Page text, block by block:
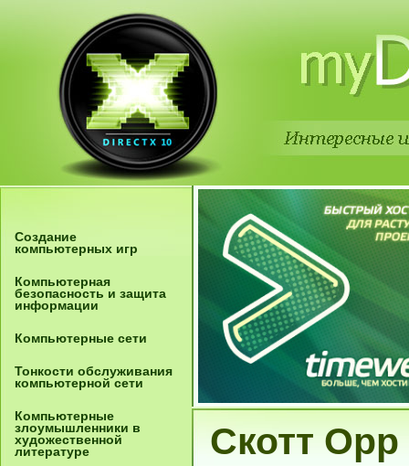
Создание
компьютерных игр
Компьютерная
безопасность и защита
информации
Компьютерные сети
Тонкости обслуживания
компьютерной сети
Компьютерные
злоумышленники в
художественной
литературе
Скотт Орр